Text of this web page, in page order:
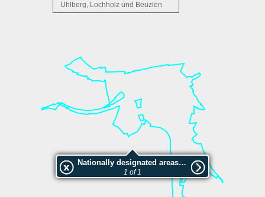
Nationally designated areas (NatDA) - Large scale viewing:Neckartal zwischen den Neckarbrücken von Hochberg und Neckarweihingen mit Randgebieten, insbesondere Uhlberg, Lochholz und Beuzlen
1 of 1
Uhlberg, Lochholz und Beuzlen